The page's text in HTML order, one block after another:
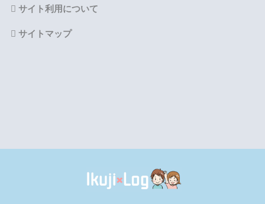
サイト利用について
サイトマップ